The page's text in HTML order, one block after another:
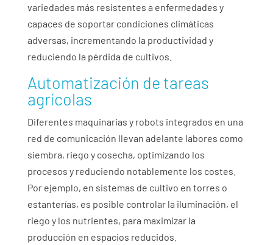
variedades más resistentes a enfermedades y
capaces de soportar condiciones climáticas
adversas, incrementando la productividad y
reduciendo la pérdida de cultivos.
Automatización de tareas
agrícolas
Diferentes maquinarias y robots integrados en una
red de comunicación llevan adelante labores como
siembra, riego y cosecha, optimizando los
procesos y reduciendo notablemente los costes.
Por ejemplo, en sistemas de cultivo en torres o
estanterías, es posible controlar la iluminación, el
riego y los nutrientes, para maximizar la
producción en espacios reducidos.